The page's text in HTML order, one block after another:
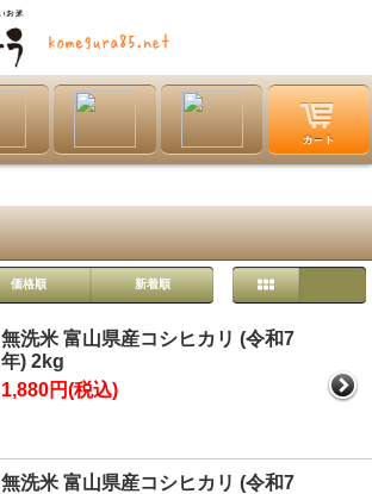
価格順 新着順
無洗米 富山県産コシヒカリ (令和7
年) 2kg
1,880円(税込)
無洗米 富山県産コシヒカリ (令和7